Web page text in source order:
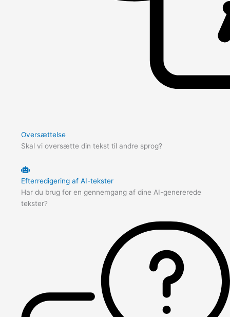
Oversættelse
Skal vi oversætte din tekst til andre sprog?
Efterredigering af AI-tekster
Har du brug for en gennemgang af dine AI-genererede
tekster?